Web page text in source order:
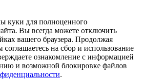
куки для полноценного
Вы всегда можете отключить
вашего браузера. Продолжая
соглашаетесь на сбор и использование
ознакомление с информацией
и возможной блокировке файлов
.